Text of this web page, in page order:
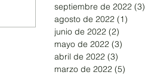
septiembre de 2022 (3)
agosto de 2022 (1)
junio de 2022 (2)
mayo de 2022 (3)
abril de 2022 (3)
marzo de 2022 (5)